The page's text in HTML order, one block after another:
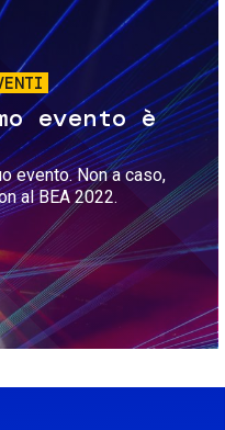
evento è
evento. Non a caso,
al BEA 2022.